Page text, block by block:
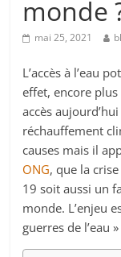
monde
mai 25, 2021
L’accès à l’eau
effet, encore
accès
réchauffement
causes mais il
ONG, que la
19 soit aussi un
monde. L’enjeu
guerres de l’eau